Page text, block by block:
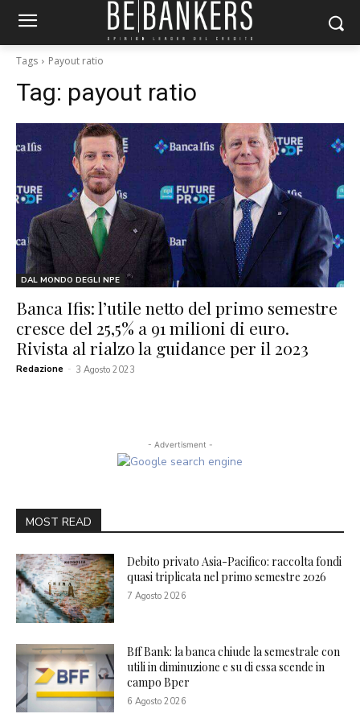
Tags Payout ratio
Tag: payout ratio
DAL MONDO DEGLI NPE
Banca Ifis: l’utile netto del primo semestre
cresce del 25,5% a 91 milioni di euro.
Rivista al rialzo la guidance per il 2023
Redazione - 3 Agosto 2023
- Advertisment -
MOST READ
Debito privato Asia-Pacifico: raccolta fondi
quasi triplicata nel primo semestre 2026
7 Agosto 2026
Bff Bank: la banca chiude la semestrale con
utili in diminuzione e su di essa scende in
campo Bper
6 Agosto 2026